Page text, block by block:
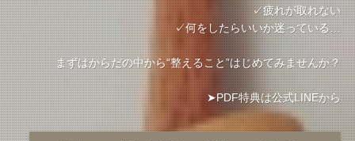
✓疲れが取れない
✓何をしたらいいか迷っている…
まずはからだの中から“整えること”はじめてみませんか？
➤PDF特典は公式LINEから